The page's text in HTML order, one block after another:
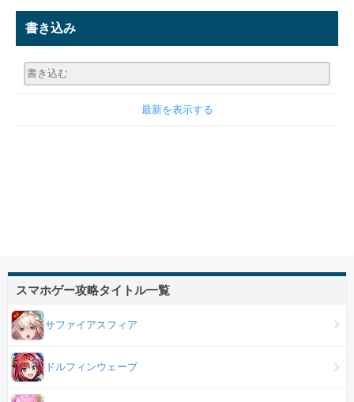
書き込み
最新を表示する
スマホゲー攻略タイトル一覧
サファイアスフィア
ドルフィンウェーブ